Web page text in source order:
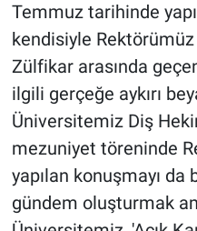
Temmuz tarihinde
kendisiyle
Zülfikar arasında
ilgili gerçeğe aykırı
Üniversitemiz Diş
mezuniyet töreninde
yapılan konuşmayı
gündem oluşturmak